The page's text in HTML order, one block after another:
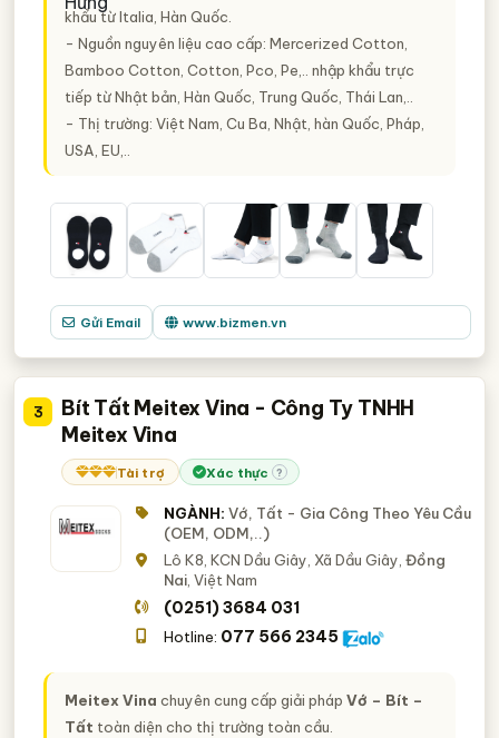
khẩu từ Italia, Hàn Quốc.
- Nguồn nguyên liệu cao cấp: Mercerized Cotton,
Bamboo Cotton, Cotton, Pco, Pe,.. nhập khẩu trực
tiếp từ Nhật bản, Hàn Quốc, Trung Quốc, Thái Lan,..
- Thị trường: Việt Nam, Cu Ba, Nhật, hàn Quốc, Pháp,
USA, EU,..
Gửi Email www.bizmen.vn
3
Bít Tất Meitex Vina - Công Ty TNHH
Meitex Vina
Tài trợ Xác thực ?
NGÀNH: Vớ, Tất - Gia Công Theo Yêu Cầu
(OEM, ODM,..)
Lô K8, KCN Dầu Giây, Xã Dầu Giây,Đồng
Nai, Việt Nam
(0251) 3684 031
Hotline: 077 566 2345
Meitex Vina chuyên cung cấp giải pháp Vớ – Bít –
Tất toàn diện cho thị trường toàn cầu.